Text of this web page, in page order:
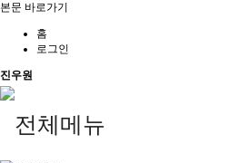
본문 바로가기
홈
로그인
진우원